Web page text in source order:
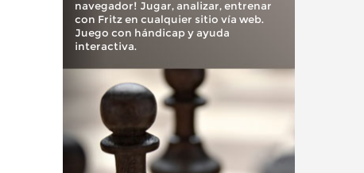
navegador! Jugar, analizar, entrenar
con Fritz en cualquier sitio vía web.
Juego con hándicap y ayuda
interactiva.